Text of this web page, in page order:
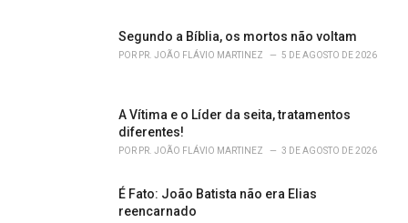
Segundo a Bíblia, os mortos não voltam
POR PR. JOÃO FLÁVIO MARTINEZ 5 DE AGOSTO DE 2026
A Vítima e o Líder da seita, tratamentos
diferentes!
POR PR. JOÃO FLÁVIO MARTINEZ 3 DE AGOSTO DE 2026
É Fato: João Batista não era Elias
reencarnado